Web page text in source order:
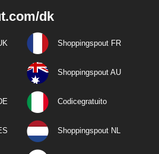
dk
Shoppingspout FR
Shoppingspout AU
Codicegratuito
Shoppingspout NL